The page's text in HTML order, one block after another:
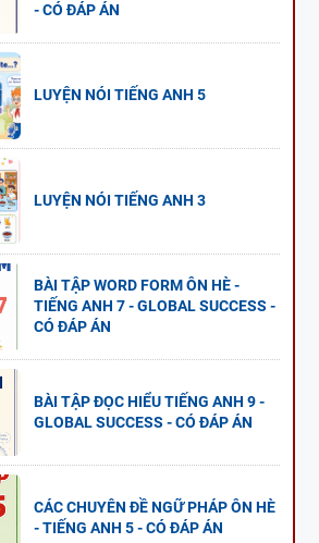
- CÓ ĐÁP ÁN
LUYỆN NÓI TIẾNG ANH 5
LUYỆN NÓI TIẾNG ANH 3
BÀI TẬP WORD FORM ÔN HÈ -
TIẾNG ANH 7 - GLOBAL SUCCESS -
CÓ ĐÁP ÁN
BÀI TẬP ĐỌC HIỂU TIẾNG ANH 9 -
GLOBAL SUCCESS - CÓ ĐÁP ÁN
CÁC CHUYÊN ĐỀ NGỮ PHÁP ÔN HÈ
- TIẾNG ANH 5 - CÓ ĐÁP ÁN